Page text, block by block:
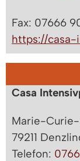
Fax: 07666
https://casa-
Casa
Marie-Curie-
79211
Telefon: